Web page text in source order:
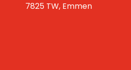
7825 TW, Emmen